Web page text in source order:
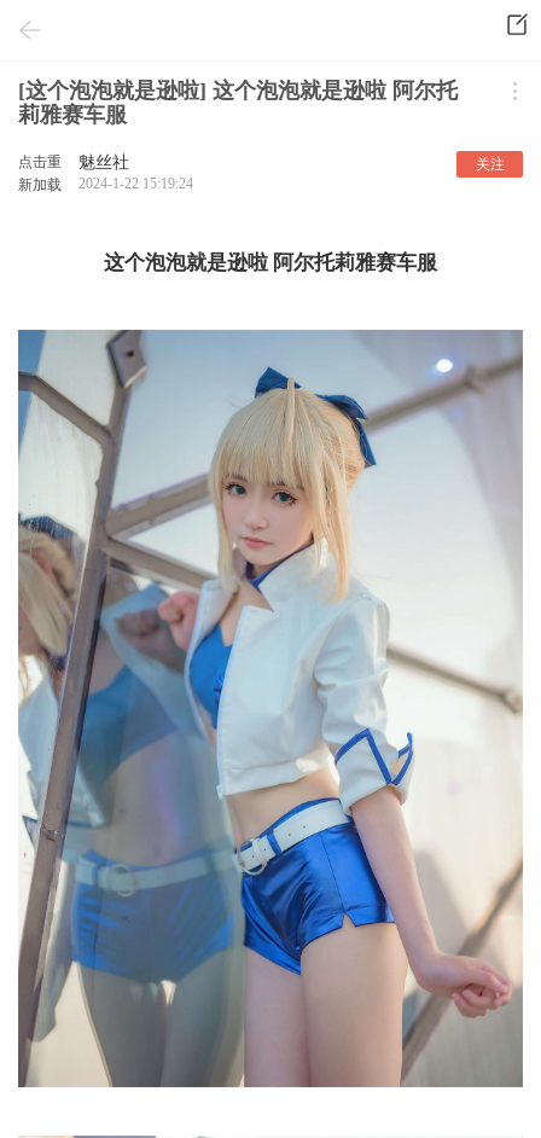
[这个泡泡就是逊啦] 这个泡泡就是逊啦 阿尔托
莉雅赛车服
点击重
新加载
魅丝社
2024-1-22 15:19:24
关注
这个泡泡就是逊啦 阿尔托莉雅赛车服